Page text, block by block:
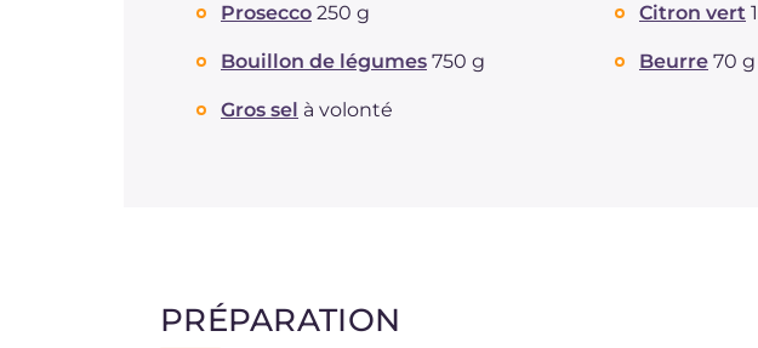
Prosecco 250 g Citron vert
Bouillon de légumes 750 g Beurre 70 g
Gros sel à volonté
PRÉPARATION